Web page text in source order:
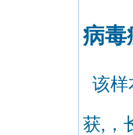
病毒
该样
获,，